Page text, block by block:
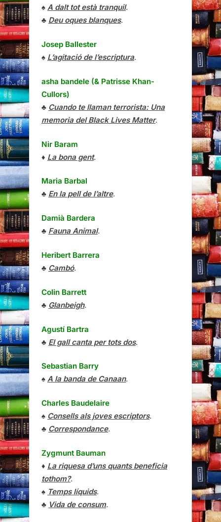
♠ A dalt tot està tranquil.
♣ Deu oques blanques.
Josep Ballester
♠ L’agitació de l’escriptura.
asha bandele (& Patrisse Khan-
Cullors)
♣ Cuando te llaman terrorista: Una
memoria del Black Lives Matter.
Nir Baram
♦ La bona gent.
Maria Barbal
♣ En la pell de l’altre.
Damià Bardera
♣ Fauna Animal.
Heribert Barrera
♣ Cambó.
Colin Barrett
♣ Glanbeigh.
Agustí Bartra
♣ El gall canta per tots dos.
Sebastian Barry
♠ A la banda de Canaan.
Charles Baudelaire
♠ Consells als joves escriptors.
♣ Correspondance.
Zygmunt Bauman
♦ La riquesa d’uns quants beneficia
tothom?.
♠ Temps líquids.
♣ Vida de consum.